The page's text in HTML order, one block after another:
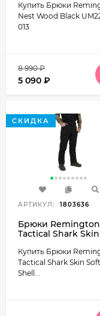
Купить Брюки
Nest Wood Black
013
8 990₽
5 090 ₽
СКИДКА
АРТИКУЛ: 1803636
Брюки Remington
Tactical Shark
TM2208-010
Купить Брюки
Tactical Shark Skin Soft
Shell...